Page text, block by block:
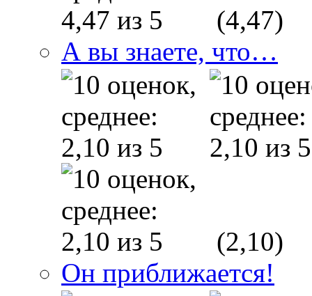
(4,47)
А вы знаете, что…
(2,10)
Он приближается!